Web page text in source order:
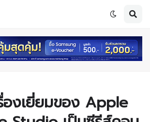
องเยี่ยมของ Apple